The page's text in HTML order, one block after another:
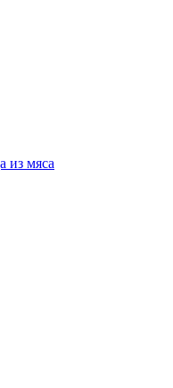
из мяса